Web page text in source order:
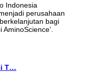
Indonesia
perusahaan
bagi
T…